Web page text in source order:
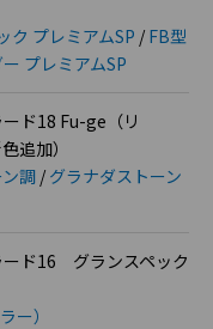
ク プレミアムSP / FB型
プレミアムSP
ド18 Fu-ge（リ
追加）
調/ グラナダストーン
ード16 グランスペック
ー）